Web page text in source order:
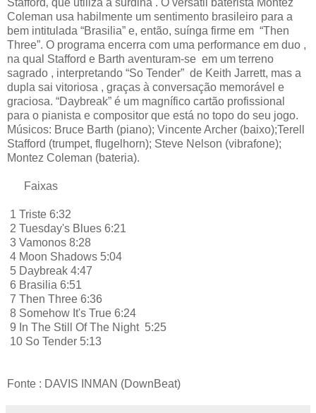
Coleman usa habilmente um sentimento brasileiro para a
bem intitulada “Brasilia” e, então, suínga firme em “Then
Three”. O programa encerra com uma performance em duo ,
na qual Stafford e Barth aventuram-se em um terreno
sagrado , interpretando “So Tender” de Keith Jarrett, mas a
dupla sai vitoriosa , graças à conversação memorável e
graciosa. “Daybreak” é um magnífico cartão profissional
para o pianista e compositor que está no topo do seu jogo.
Músicos: Bruce Barth (piano); Vincente Archer (baixo);Terell
Stafford (trumpet, flugelhorn); Steve Nelson (vibrafone);
Montez Coleman (bateria).
Faixas
1 Triste 6:32
2 Tuesday's Blues 6:21
3 Vamonos 8:28
4 Moon Shadows 5:04
5 Daybreak 4:47
6 Brasilia 6:51
7 Then Three 6:36
8 Somehow It's True 6:24
9 In The Still Of The Night 5:25
10 So Tender 5:13
Fonte : DAVIS INMAN (DownBeat)